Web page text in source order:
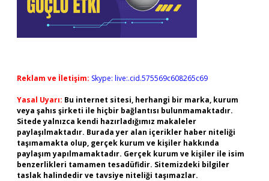
Reklam ve İletişim: Skype: live:.cid.575569c608265c69
Yasal Uyarı: Bu internet sitesi, herhangi bir marka, kurum
veya şahıs şirketi ile hiçbir bağlantısı bulunmamaktadır.
Sitede yalnızca kendi hazırladığımız makaleler
paylaşılmaktadır. Burada yer alan içerikler haber niteliği
taşımamakta olup, gerçek kurum ve kişiler hakkında
paylaşım yapılmamaktadır. Gerçek kurum ve kişiler ile isim
benzerlikleri tamamen tesadüfidir. Sitemizdeki bilgiler
taslak halindedir ve tavsiye niteliği taşımazlar.